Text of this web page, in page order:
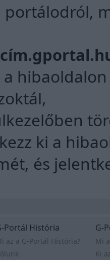
portálodról,
a
ki a
és
Portál História
az a G-Portál História?
G-
Mi
Ki